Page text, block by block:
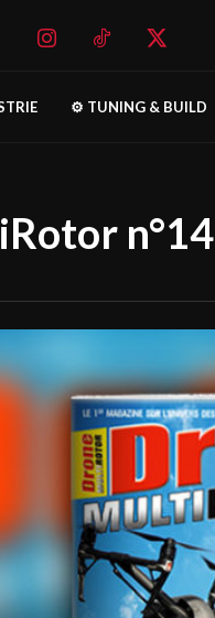
⚙️ TUNING & BUILD
n°14